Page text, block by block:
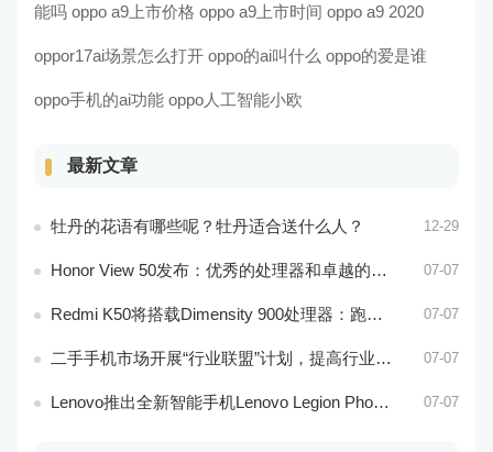
能吗 oppo a9上市价格 oppo a9上市时间 oppo a9 2020
oppor17ai场景怎么打开 oppo的ai叫什么 oppo的爱是谁
oppo手机的ai功能 oppo人工智能小欧
最新文章
牡丹的花语有哪些呢？牡丹适合送什么人？ 12-29
Honor View 50发布：优秀的处理器和卓越的音频效果 07-07
Redmi K50将搭载Dimensity 900处理器：跑分过万 07-07
二手手机市场开展“行业联盟”计划，提高行业竞争力 07-07
Lenovo推出全新智能手机Lenovo Legion Phone 3 Pro 07-07